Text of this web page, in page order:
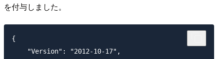
を付与しました。
{
    "Version": "2012-10-17",